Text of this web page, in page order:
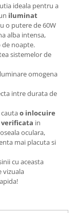
ideala pentru a
iluminat
o putere de 60W
alba intensa,
noapte.
sistemelor de
omogena
intre durata de
o inlocuire
in
oculara,
mai placuta si
cu aceasta
vizuala